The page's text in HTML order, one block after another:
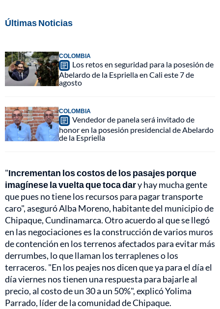
Últimas Noticias
COLOMBIA
Los retos en seguridad para la posesión de
Abelardo de la Espriella en Cali este 7 de
agosto
COLOMBIA
Vendedor de panela será invitado de
honor en la posesión presidencial de Abelardo
de la Espriella
"Incrementan los costos de los pasajes porque
imagínese la vuelta que toca dary hay mucha gente
que pues no tiene los recursos para pagar transporte
caro", aseguró Alba Moreno, habitante del municipio de
Chipaque, Cundinamarca. Otro acuerdo al que se llegó
en las negociaciones es la construcción de varios muros
de contención en los terrenos afectados para evitar más
derrumbes, lo que llaman los terraplenes o los
terraceros. "En los peajes nos dicen que ya para el día el
día viernes nos tienen una respuesta para bajarle al
precio, al costo de un 30 a un 50%", explicó Yolima
Parrado, líder de la comunidad de Chipaque.